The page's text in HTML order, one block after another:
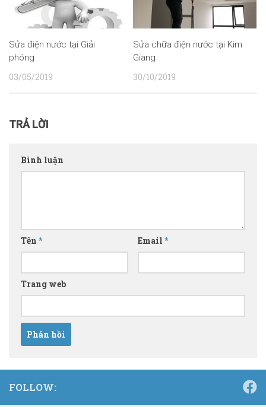
Sửa điện nước tại Giải
phóng
03/05/2019
Sửa chữa điện nước tại Kim
Giang
30/10/2019
TRẢ LỜI
Bình luận
Tên * Email *
Trang web
FOLLOW: